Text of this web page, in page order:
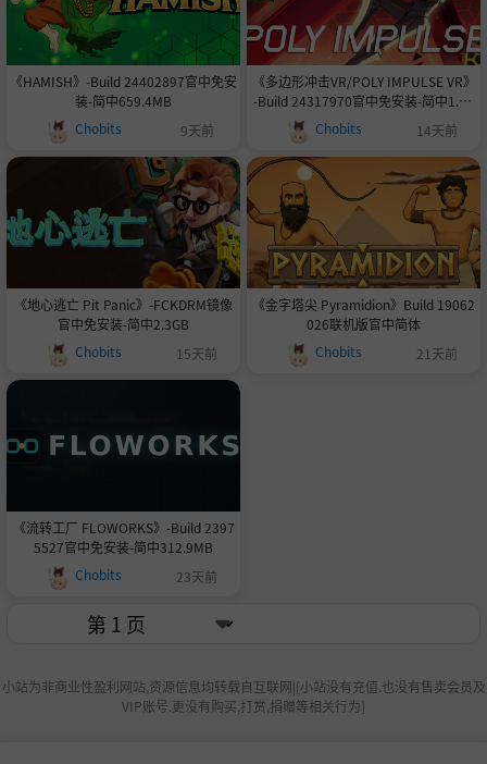
《HAMISH》-Build 24402897官中免安
装-简中659.4MB
Chobits
9天前
《多边形冲击VR/POLY IMPULSE VR》
-Build 24317970官中免安装-简中1.3G
Chobits 14天前
《地心逃亡 Pit Panic》-FCKDRM镜像
官中免安装-简中2.3GB
Chobits
15天前
《金字塔尖 Pyramidion》Build 19062
026联机版官中简体
Chobits
21天前
《流转工厂 FLOWORKS》-Build 2397
5527官中免安装-简中312.9MB
Chobits
23天前
小站为非商业性盈利网站,资源信息均转载自互联网|[小站没有充值.也没有售卖会员及
VIP账号.更没有购买,打赏,捐赠等相关行为]